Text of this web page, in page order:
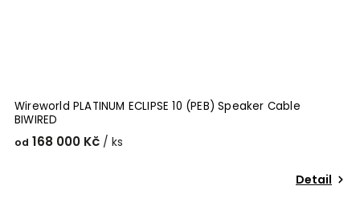
Wireworld PLATINUM ECLIPSE 10 (PEB) Speaker Cable
BIWIRED
od 168 000 Kč / ks
Detail